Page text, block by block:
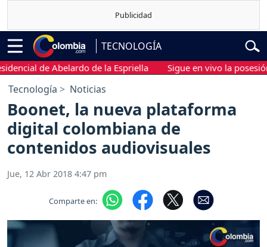
TECNOLOGÍA
de Abelardo de la Espriella Sigue en vivo la posesión
Tecnología Noticias
Boonet, la nueva plataforma
digital colombiana de
contenidos audiovisuales
Jue, 12 Abr 2018 4:47 pm
Comparte en: